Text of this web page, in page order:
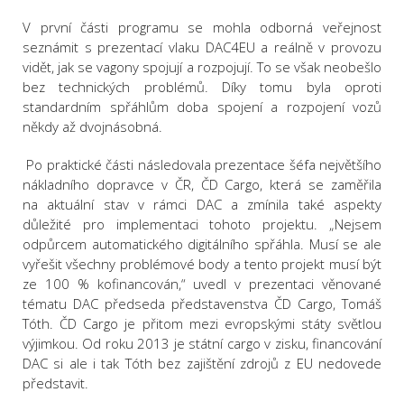
V první části programu se mohla odborná veřejnost
seznámit s prezentací vlaku DAC4EU a reálně v provozu
vidět, jak se vagony spojují a rozpojují. To se však neobešlo
bez technických problémů. Díky tomu byla oproti
standardním spřáhlům doba spojení a rozpojení vozů
někdy až dvojnásobná.
Po praktické části následovala prezentace šéfa největšího
nákladního dopravce v ČR, ČD Cargo, která se zaměřila
na aktuální stav v rámci DAC a zmínila také aspekty
důležité pro implementaci tohoto projektu. „Nejsem
odpůrcem automatického digitálního spřáhla. Musí se ale
vyřešit všechny problémové body a tento projekt musí být
ze 100 % kofinancován,“ uvedl v prezentaci věnované
tématu DAC předseda představenstva ČD Cargo, Tomáš
Tóth. ČD Cargo je přitom mezi evropskými státy světlou
výjimkou. Od roku 2013 je státní cargo v zisku, financování
DAC si ale i tak Tóth bez zajištění zdrojů z EU nedovede
představit.